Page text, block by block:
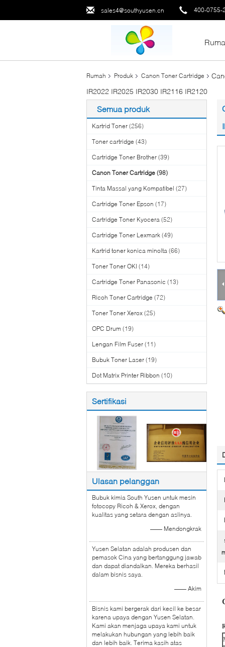
sales4@southyusen.cn 400-0755-
Rumah Produk Canon Toner Cartridge
IR2022 IR2025 IR2030 IR2116 IR2120
Semua produk
Kartrid Toner (256)
Toner cartridge (43)
Cartridge Toner Brother (39)
Canon Toner Cartridge (98)
Tinta Massal yang Kompatibel (27)
Cartridge Toner Epson (17)
Cartridge Toner Kyocera (52)
Cartridge Toner Lexmark (49)
Kartrid toner konica minolta (66)
Toner Toner OKI (14)
Cartridge Toner Panasonic (13)
Ricoh Toner Cartridge (72)
Toner Toner Xerox (25)
OPC Drum (19)
Lengan Film Fuser (11)
Bubuk Toner Laser (19)
Dot Matrix Printer Ribbon (10)
Sertifikasi
Ulasan pelanggan
Bubuk kimia South Yusen untuk mesin
fotocopy Ricoh & Xerox, dengan
kualitas yang setara dengan aslinya.
—— Mendongkrak
Yusen Selatan adalah produsen dan
pemasok Cina yang bertanggung jawab
dan dapat diandalkan. Mereka berhasil
dalam bisnis saya.
—— Akim
Bisnis kami bergerak dari kecil ke besar
karena upaya dengan Yusen Selatan.
Kami akan menjaga upaya kami untuk
melakukan hubungan yang lebih baik
dan lebih baik. Terima kasih atas